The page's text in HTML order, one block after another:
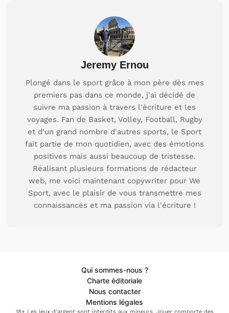
Jeremy Ernou
Plongé dans le sport grâce à mon père dès mes
premiers pas dans ce monde, j'ai décidé de
suivre ma passion à travers l'écriture et les
voyages. Fan de Basket, Volley, Football, Rugby
et d'un grand nombre d'autres sports, le Sport
fait partie de mon quotidien, avec des émotions
positives mais aussi beaucoup de tristesse.
Réalisant plusieurs formations de rédacteur
web, me voici maintenant copywriter pour We
Sport, avec le plaisir de vous transmettre mes
connaissances et ma passion via l'écriture !
Qui sommes-nous ?
Charte éditoriale
Nous contacter
Mentions légales